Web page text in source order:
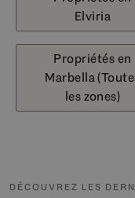
Elviria
Propriétés en
Marbella
les zones)
DÉCOUVREZ LES